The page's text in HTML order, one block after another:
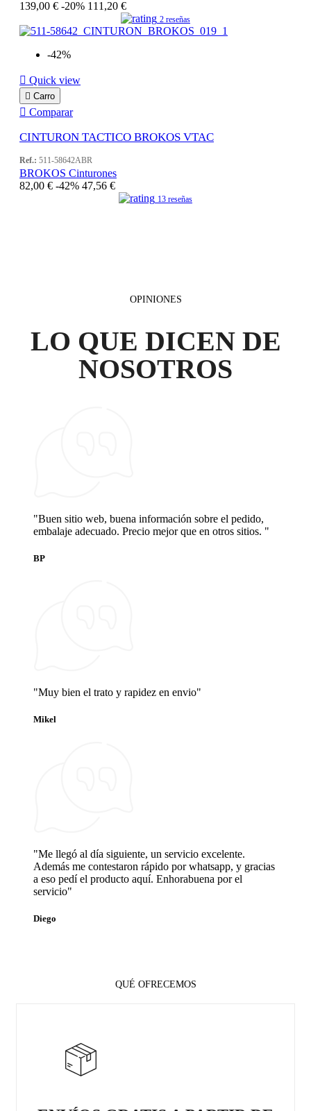
139,00 € -20% 111,20 €
2 reseñas
-42%
 Quick view
 Carro
 Comparar
CINTURON TACTICO BROKOS VTAC
Ref.: 511-58642ABR
BROKOS Cinturones
82,00 € -42% 47,56 €
13 reseñas
OPINIONES
LO QUE DICEN DE
NOSOTROS
"Buen sitio web, buena información sobre el pedido,
embalaje adecuado. Precio mejor que en otros sitios. "
BP
"Muy bien el trato y rapidez en envio"
Mikel
"Me llegó al día siguiente, un servicio excelente.
Además me contestaron rápido por whatsapp, y gracias
a eso pedí el producto aquí. Enhorabuena por el
servicio"
Diego
QUÉ OFRECEMOS